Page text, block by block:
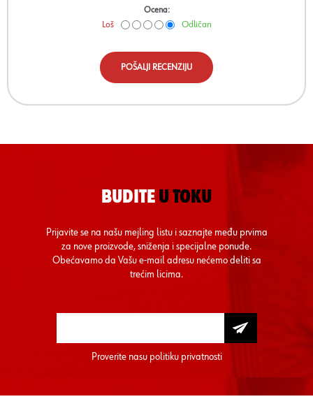
Ocena:
Loš Odličan
POŠALJI RECENZIJU
BUDITE U TOKU
Prijavite se na našu mejling listu i saznajte među prvima
za nove proizvode, sniženja i specijalne ponude.
Obećavamo da Vašu e-mail adresu nećemo deliti sa
trećim licima.
Proverite nasu politiku privatnosti